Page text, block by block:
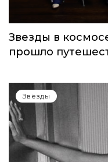
Звезды в
прошло
Звёзды